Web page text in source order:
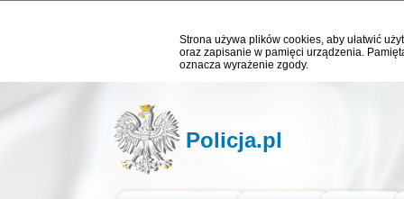
Strona używa plików cookies, aby ułatwić
oraz zapisanie w pamięci urządzenia.
oznacza wyrażenie zgody.
Policja.pl